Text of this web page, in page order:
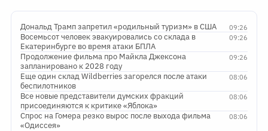
09:26
Дональд Трамп запретил «родильный туризм» в США
09:26
Восемьсот человек эвакуировались со склада в
Екатеринбурге во время атаки БПЛА
09:26
Продолжение фильма про Майкла Джексона
запланировано к 2028 году
08:06
Еще один склад Wildberries загорелся после атаки
беспилотников
08:06
Все новые представители думских фракций
присоединяются к критике «Яблока»
08:06
Спрос на Гомера резко вырос после выхода фильма
«Одиссея»